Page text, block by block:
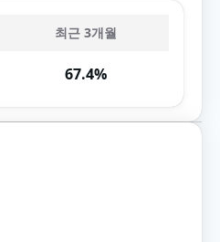
최근 3개월
67.4%